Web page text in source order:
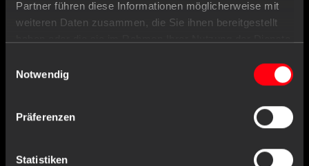
Partner führen diese Informationen möglicherweise mit
weiteren Daten zusammen, die Sie ihnen bereitgestellt
Notwendig
Präferenzen
Statistiken
Ähnliche Produkte